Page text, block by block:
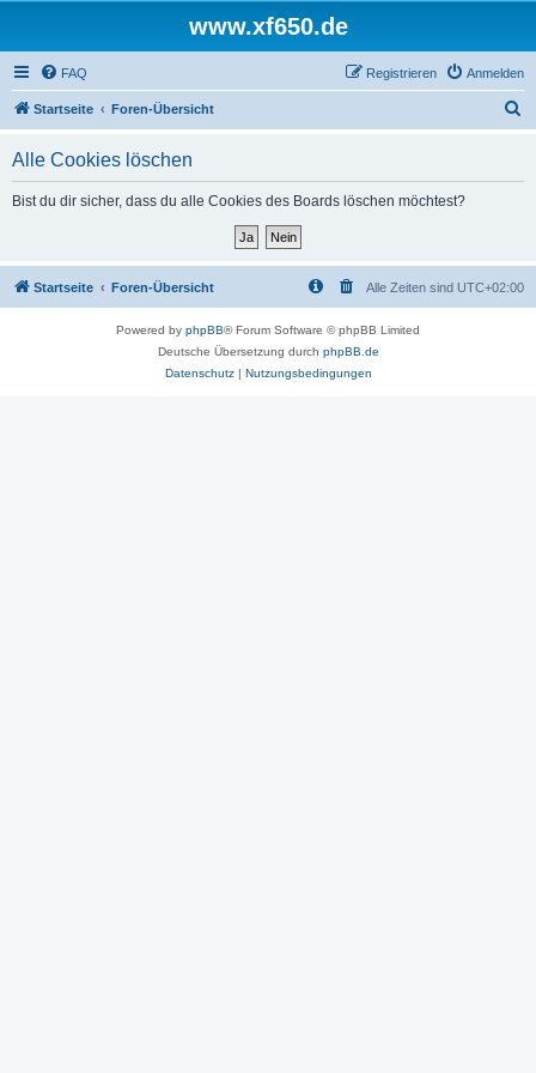
www.xf650.de
FAQ Anmelden
Registrieren
Startseite Foren-Übersicht
Alle Cookies löschen
Bist du dir sicher, dass du alle Cookies des Boards löschen möchtest?
Startseite Foren-Übersicht Alle Zeiten sind UTC+02:00
Powered by phpBB® Forum Software © phpBB Limited
Deutsche Übersetzung durch phpBB.de
Datenschutz| Nutzungsbedingungen